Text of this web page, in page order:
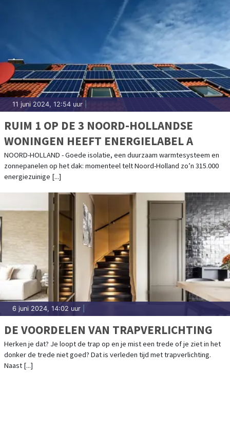
11 juni 2024, 12:54 uur
RUIM 1 OP DE 3 NOORD-HOLLANDSE
WONINGEN HEEFT ENERGIELABEL A
NOORD-HOLLAND - Goede isolatie, een duurzaam warmtesysteem en
zonnepanelen op het dak: momenteel telt Noord-Holland zo’n 315.000
energiezuinige [...]
6 juni 2024, 14:02 uur
DE VOORDELEN VAN TRAPVERLICHTING
Herken je dat? Je loopt de trap op en je mist een trede of je ziet in het
donker de trede niet goed? Dat is verleden tijd met trapverlichting.
Naast [...]